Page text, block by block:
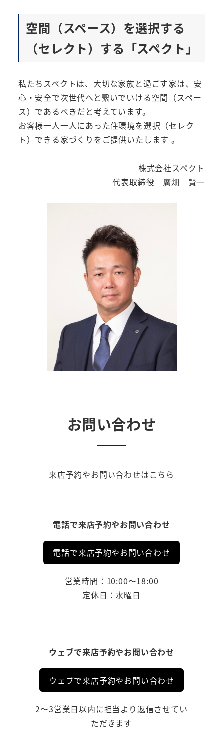
空間（スペース）を選択する
（セレクト）する「スペクト」
私たちスペクトは、大切な家族と過ごす家は、安
心・安全で次世代へと繋いでいける空間（スペー
ス）であるべきだと考えています。
お客様一人一人にあった住環境を選択（セレク
ト）できる家づくりをご提供いたします 。
株式会社スペクト
代表取締役 廣畑 賢一
お問い合わせ
来店予約やお問い合わせはこちら
電話で来店予約やお問い合わせ
電話で来店予約やお問い合わせ
営業時間：10:00〜18:00
定休日：水曜日
ウェブで来店予約やお問い合わせ
ウェブで来店予約やお問い合わせ
2〜3営業日以内に担当より返信させてい
ただきます